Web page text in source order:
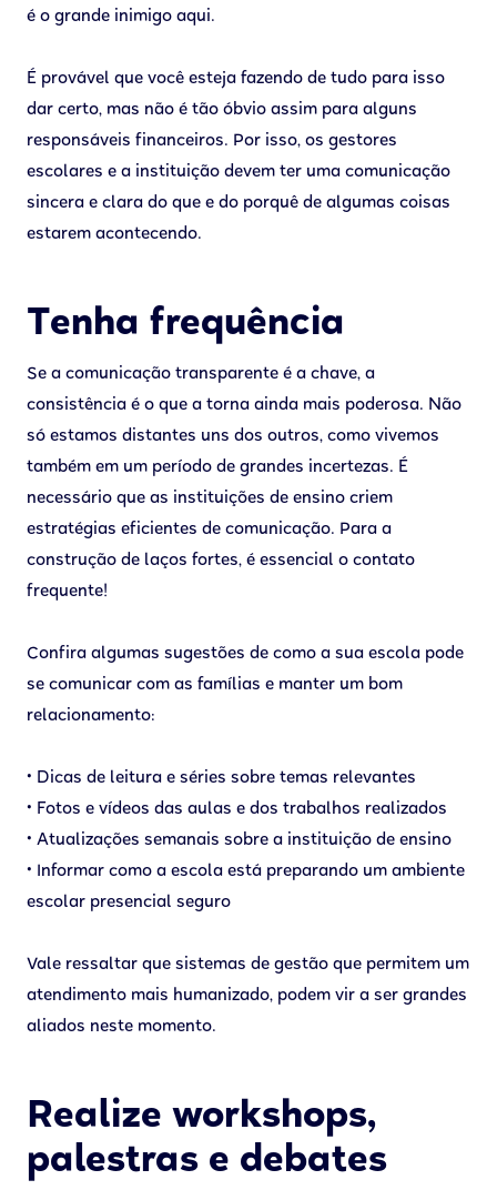
é o grande inimigo aqui.
É provável que você esteja fazendo de tudo para isso
dar certo, mas não é tão óbvio assim para alguns
responsáveis financeiros. Por isso, os gestores
escolares e a instituição devem ter uma comunicação
sincera e clara do que e do porquê de algumas coisas
estarem acontecendo.
Tenha frequência
Se a comunicação transparente é a chave, a
consistência é o que a torna ainda mais poderosa. Não
só estamos distantes uns dos outros, como vivemos
também em um período de grandes incertezas. É
necessário que as instituições de ensino criem
estratégias eficientes de comunicação. Para a
construção de laços fortes, é essencial o contato
frequente!
Confira algumas sugestões de como a sua escola pode
se comunicar com as famílias e manter um bom
relacionamento:
• Dicas de leitura e séries sobre temas relevantes
• Fotos e vídeos das aulas e dos trabalhos realizados
• Atualizações semanais sobre a instituição de ensino
• Informar como a escola está preparando um ambiente
escolar presencial seguro
Vale ressaltar que sistemas de gestão que permitem um
atendimento mais humanizado, podem vir a ser grandes
aliados neste momento.
Realize workshops,
palestras e debates